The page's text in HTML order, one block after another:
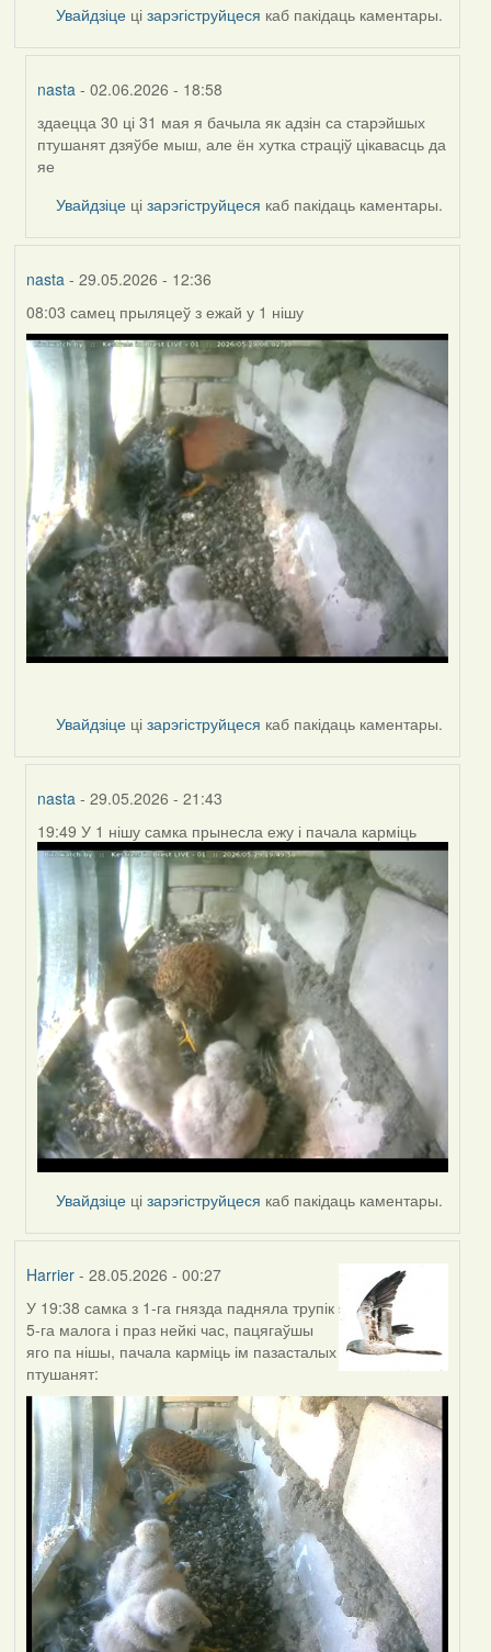
Увайдзіце цізарэгіструйцеся каб пакідаць каментары.
nasta - 02.06.2026 - 18:58
In
reply
to
здаецца 30 ці 31 мая я бачыла як адзін са старэйшых
птушанят дзяўбе мыш, але ён хутка страціў цікавасць да
яе
Увайдзіце цізарэгіструйцеся каб пакідаць каментары.
nasta - 29.05.2026 - 12:36
08:03 самец прыляцеў з ежай у 1 нішу
Увайдзіце цізарэгіструйцеся каб пакідаць каментары.
nasta - 29.05.2026 - 21:43
In
reply
by
nasta
19:49 У 1 нішу самка прынесла ежу і пачала карміць
Увайдзіце цізарэгіструйцеся каб пакідаць каментары.
Harrier- 28.05.2026 - 00:27
У 19:38 самка з 1-га гнязда падняла трупік
5-га малога і праз нейкі час, пацягаўшы
яго па нішы, пачала карміць ім пазасталых
птушанят: